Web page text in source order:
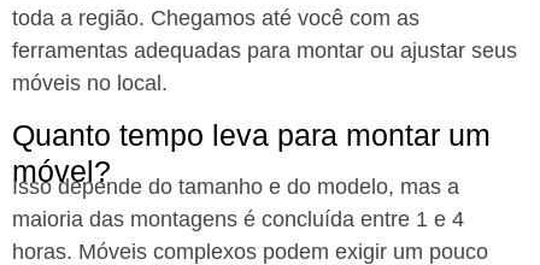
toda a região. Chegamos até você com as
ferramentas adequadas para montar ou ajustar seus
móveis no local.
Quanto tempo leva para montar um
móvel?
Isso depende do tamanho e do modelo, mas a
maioria das montagens é concluída entre 1 e 4
horas. Móveis complexos podem exigir um pouco